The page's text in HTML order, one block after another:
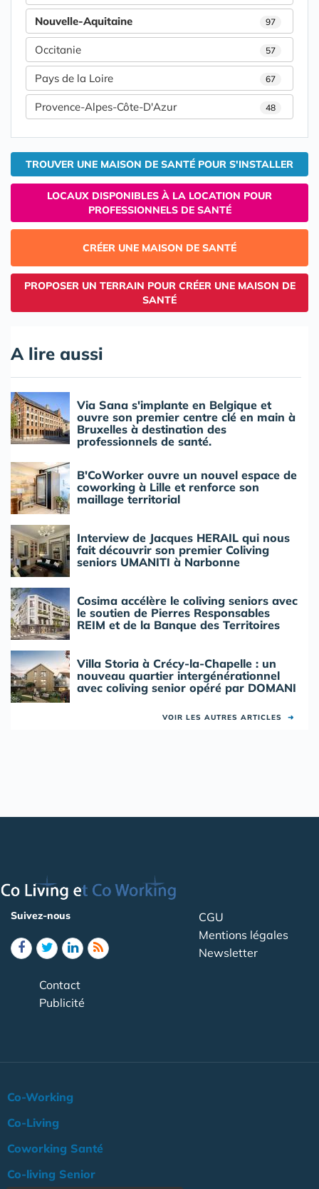
Nouvelle-Aquitaine 97
Occitanie 57
Pays de la Loire 67
Provence-Alpes-Côte-D'Azur 48
TROUVER UNE MAISON DE SANTÉ POUR S'INSTALLER
LOCAUX DISPONIBLES À LA LOCATION POUR
PROFESSIONNELS DE SANTÉ
CRÉER UNE MAISON DE SANTÉ
PROPOSER UN TERRAIN POUR CRÉER UNE MAISON DE
SANTÉ
A lire aussi
Via Sana s'implante en Belgique et
ouvre son premier centre clé en main à
Bruxelles à destination des
professionnels de santé.
B'CoWorker ouvre un nouvel espace de
coworking à Lille et renforce son
maillage territorial
Interview de Jacques HERAIL qui nous
fait découvrir son premier Coliving
seniors UMANITI à Narbonne
Cosima accélère le coliving seniors avec
le soutien de Pierres Responsables
REIM et de la Banque des Territoires
Villa Storia à Crécy-la-Chapelle : un
nouveau quartier intergénérationnel
avec coliving senior opéré par DOMANI
VOIR LES AUTRES ARTICLES ➜
Suivez-nous
CGU
Mentions légales
Newsletter
Contact
Publicité
Co-Working
Co-Living
Coworking Santé
Co-living Senior